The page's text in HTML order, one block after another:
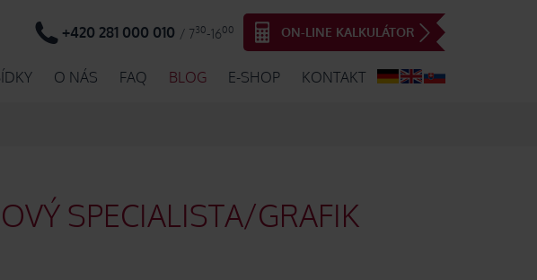
+420 281 000 010 / 730-1600 ON-LINE KALKULÁTOR
O NÁS FAQ BLOG E-SHOP KONTAKT
SPECIALISTA/GRAFIK